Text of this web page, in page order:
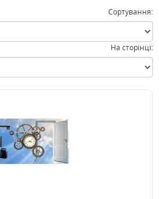
Сортування:
На сторінці: